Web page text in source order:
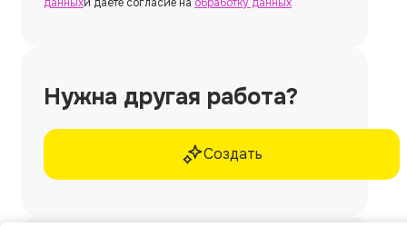
Нужна другая работа?
Создать